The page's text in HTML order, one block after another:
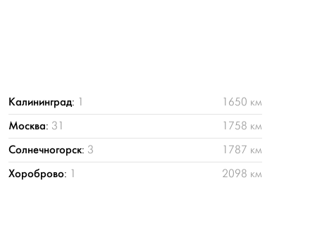
Калининград: 1 1650 км
Москва: 31 1758 км
Солнечногорск: 3 1787 км
Хороброво: 1 2098 км